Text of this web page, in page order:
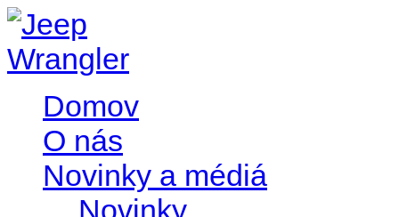
Domov
O nás
Novinky a médiá
Novinky